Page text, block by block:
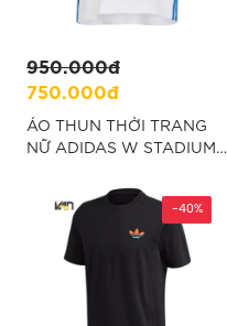
950.000đ
750.000đ
ÁO THUN THỜI TRANG
NỮ ADIDAS W STADIUM -
-40%